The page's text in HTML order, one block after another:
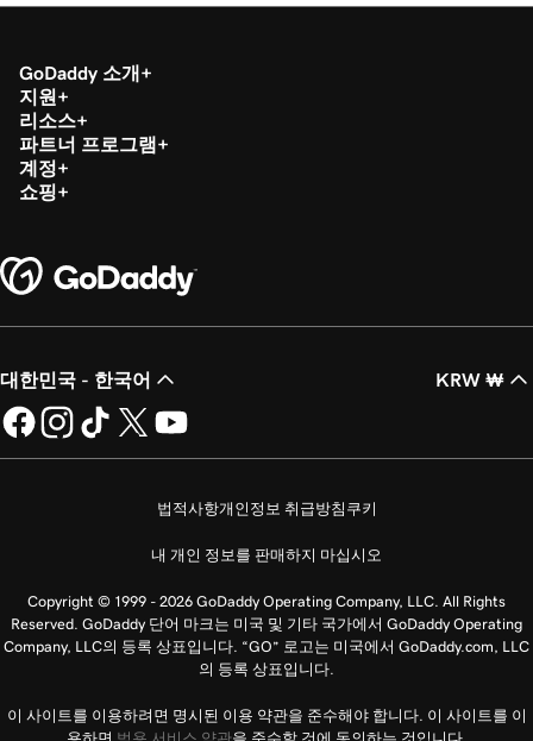
GoDaddy 소개
지원
리소스
파트너 프로그램
계정
쇼핑
대한민국 - 한국어 KRW ₩
법적사항개인정보 취급방침 쿠키
내 개인 정보를 판매하지 마십시오
Copyright © 1999 - 2026 GoDaddy Operating Company, LLC. All Rights
Reserved. GoDaddy 단어 마크는 미국 및 기타 국가에서 GoDaddy Operating
Company, LLC의 등록 상표입니다. “GO” 로고는 미국에서 GoDaddy.com, LLC
의 등록 상표입니다.
이 사이트를 이용하려면 명시된 이용 약관을 준수해야 합니다. 이 사이트를 이